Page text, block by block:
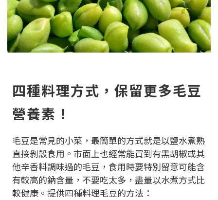
四種料理方式，保留更多毛豆
營養素！
毛豆是常見的小菜，最簡單的方式就是以鹽水煮熟
直接剝殼食用。市面上也經常能買到有黑胡椒或其
他辛香料調味過的毛豆，食用時要特別留意可能含
有較高的鈉含量，不要吃太多，盡量以水煮方式比
較健康。提供四種料理毛豆的方法：